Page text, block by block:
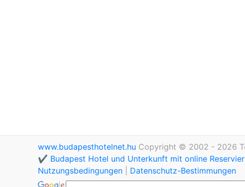
www.budapesthotelnet.hu Copyright © 2002 - 2026
✔️ Budapest Hotel und Unterkunft mit online
Nutzungsbedingungen
Datenschutz-Bestimmungen